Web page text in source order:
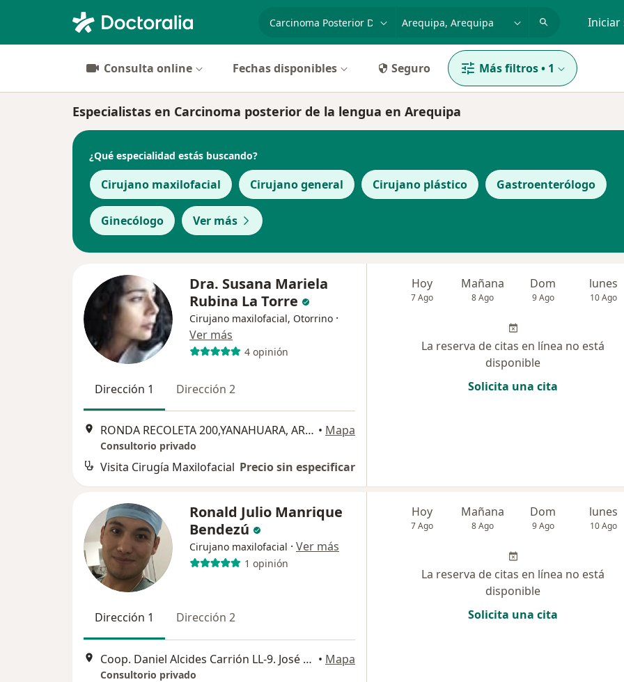
Iniciar
Consulta online Fechas disponibles Seguro Más filtros• 1
Especialistas en Carcinoma posterior de la lengua en Arequipa
¿Qué especialidad estás buscando?
Cirujano maxilofacial Cirujano general Cirujano plástico Gastroenterólogo
Ginecólogo Ver más
Dra. Susana Mariela
Rubina La Torre
Cirujano maxilofacial, Otorrino ·
Ver más
4 opinión
Dirección 1 Dirección 2
RONDA RECOLETA 200,YANAHUARA, AREQUIPA, Arequipa • Mapa
Consultorio privado
Visita Cirugía Maxilofacial Precio sin especificar
Hoy
7 Ago
Mañana
8 Ago
Dom
9 Ago
lunes
10 Ago
La reserva de citas en línea no está
disponible
Solicita una cita
Ronald Julio Manrique
Bendezú
Cirujano maxilofacial · Ver más
1 opinión
Dirección 1 Dirección 2
Coop. Daniel Alcides Carrión LL-9. José Luis Bustamante y Rivero , Arequipa • Mapa
Consultorio privado
Hoy
7 Ago
Mañana
8 Ago
Dom
9 Ago
lunes
10 Ago
La reserva de citas en línea no está
disponible
Solicita una cita